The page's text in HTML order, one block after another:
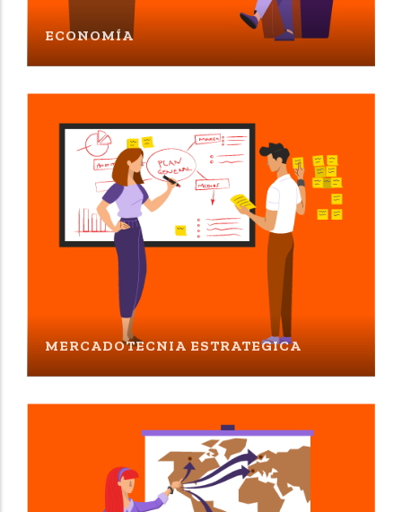
ECONOMÍA
MERCADOTECNIA ESTRATEGICA